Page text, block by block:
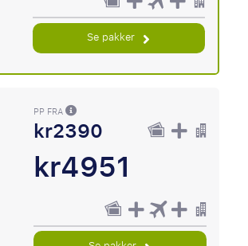
Se pakker
PP FRA
kr2390
kr4951